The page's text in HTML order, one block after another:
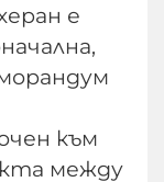
е
към
между